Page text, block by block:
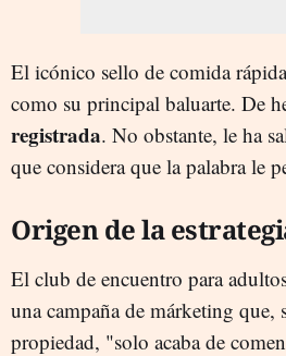
El icónico sello de comida
como su principal baluarte. De
registrada. No obstante, le ha
que considera que la palabra le
Origen de la
El club de encuentro para
una campaña de márketing que,
propiedad, "solo acaba de